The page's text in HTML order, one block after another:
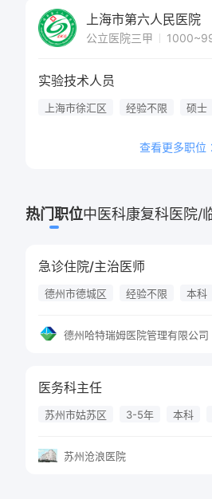
上海市第六人民医院
公立医院三甲
实验技术人员
上海市徐汇区 经验不限 硕士
查看更多职位
热门职位中医科康复科医院/
急诊住院/主治医师
德州市德城区 经验不限 本科
德州哈特瑞姆医院管理有限公司
医务科主任
苏州市姑苏区 3-5年 本科
苏州沧浪医院